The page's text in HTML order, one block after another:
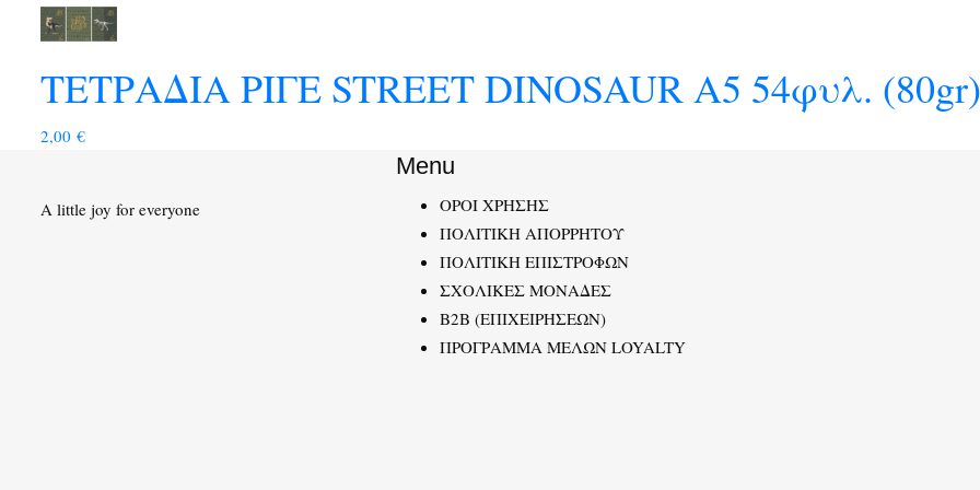
ΤΕΤΡΑΔΙΑ ΡΙΓΕ STREET DINOSAUR A5 54φυλ. (80gr)
2,00 €
A little joy for everyone
Menu
ΟΡΟΙ ΧΡΗΣΗΣ
ΠΟΛΙΤΙΚΗ ΑΠΟΡΡΗΤΟΥ
ΠΟΛΙΤΙΚΗ ΕΠΙΣΤΡΟΦΩΝ
ΣΧΟΛΙΚΕΣ ΜΟΝΑΔΕΣ
B2B (ΕΠΙΧΕΙΡΗΣΕΩΝ)
ΠΡΟΓΡΑΜΜΑ ΜΕΛΩΝ LOYALTY